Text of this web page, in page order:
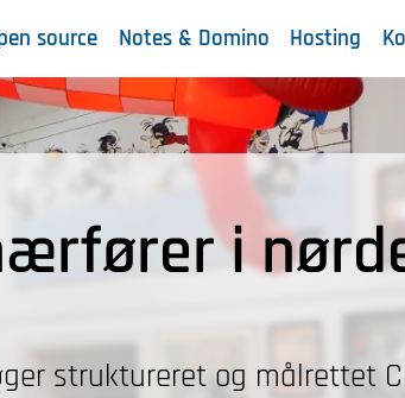
source Notes & Domino Hosting
i
struktureret og målrettet